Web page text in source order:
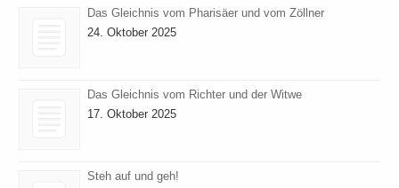
Das Gleichnis vom Pharisäer und vom Zöllner
24. Oktober 2025
Das Gleichnis vom Richter und der Witwe
17. Oktober 2025
Steh auf und geh!